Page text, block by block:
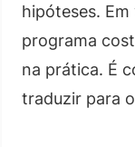
hipóteses.
programa
na prática. É
traduzir para